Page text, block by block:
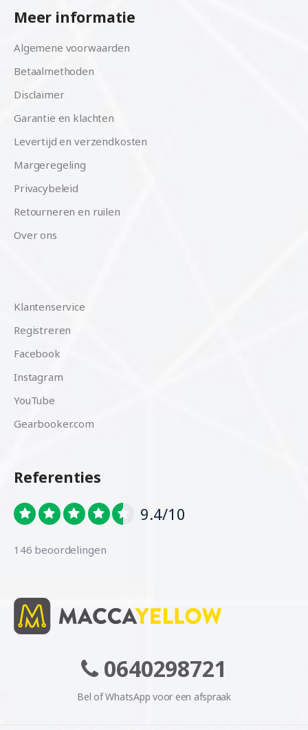
Meer informatie
Algemene voorwaarden
Betaalmethoden
Disclaimer
Garantie en klachten
Levertijd en verzendkosten
Margeregeling
Privacybeleid
Retourneren en ruilen
Over ons
Klantenservice
Registreren
Facebook
Instagram
YouTube
Gearbooker.com
Referenties
9.4/10
146 beoordelingen
0640298721
Bel of WhatsApp voor een afspraak